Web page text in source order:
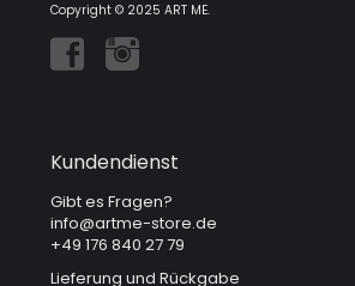
Copyright © 2025 ART ME.
Kundendienst
Gibt es Fragen?
info@artme-store.de
+49 176 840 27 79
Lieferung und Rückgabe